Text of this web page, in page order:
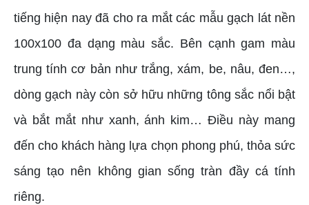
tiếng hiện nay đã cho ra mắt các mẫu gạch lát nền
100x100 đa dạng màu sắc. Bên cạnh gam màu
trung tính cơ bản như trắng, xám, be, nâu, đen…,
dòng gạch này còn sở hữu những tông sắc nổi bật
và bắt mắt như xanh, ánh kim… Điều này mang
đến cho khách hàng lựa chọn phong phú, thỏa sức
sáng tạo nên không gian sống tràn đầy cá tính
riêng.